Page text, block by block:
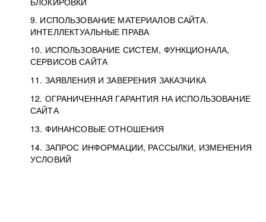
9. ИСПОЛЬЗОВАНИЕ МАТЕРИАЛОВ САЙТА.
ИНТЕЛЛЕКТУАЛЬНЫЕ ПРАВА
10. ИСПОЛЬЗОВАНИЕ СИСТЕМ, ФУНКЦИОНАЛА,
СЕРВИСОВ САЙТА
11. ЗАЯВЛЕНИЯ И ЗАВЕРЕНИЯ ЗАКАЗЧИКА
12. ОГРАНИЧЕННАЯ ГАРАНТИЯ НА ИСПОЛЬЗОВАНИЕ
САЙТА
13. ФИНАНСОВЫЕ ОТНОШЕНИЯ
14. ЗАПРОС ИНФОРМАЦИИ, РАССЫЛКИ, ИЗМЕНЕНИЯ
УСЛОВИЙ